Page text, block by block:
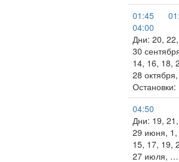
01:45
04:00
Дни: 20,
30
14, 16, 18,
28
Остановки:
04:50
Дни: 19,
29 июня, 1,
15, 17, 19,
27 июля, …